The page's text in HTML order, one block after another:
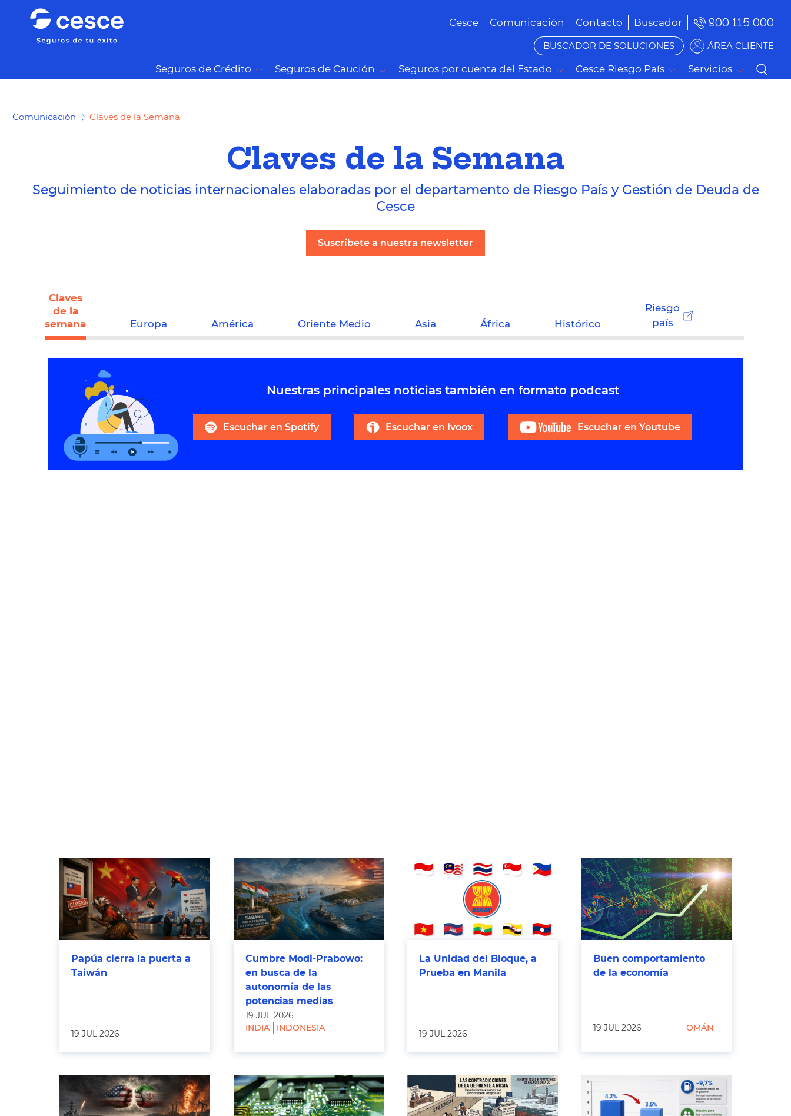
Cesce Comunicación Contacto Buscador 900 115 000
BUSCADOR DE SOLUCIONES ÁREA CLIENTE
Seguros de Crédito Seguros de Caución Seguros por cuenta del Estado Cesce Riesgo País Servicios
Comunicación Claves de la Semana
Claves de la Semana
Seguimiento de noticias internacionales elaboradas por el departamento de Riesgo País y Gestión de Deuda de
Cesce
Suscríbete a nuestra newsletter
Claves
de la
semana
Europa América Oriente Medio Asia África Histórico
Riesgo
país
Nuestras principales noticias también en formato podcast
Escuchar en Spotify Escuchar en Ivoox Escuchar en Youtube
Papúa cierra la puerta a
Taiwán
19 JUL 2026
Cumbre Modi-Prabowo:
en busca de la
autonomía de las
potencias medias
19 JUL 2026
INDIA
INDONESIA
La Unidad del Bloque, a
Prueba en Manila
19 JUL 2026
Buen comportamiento
de la economía
19 JUL 2026 OMÁN